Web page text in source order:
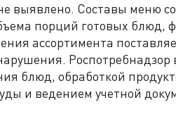
выявлено. Составы меню
порций готовых блюд,
ассортимента
Роспотребнадзор
блюд, обработкой
и ведением учетной